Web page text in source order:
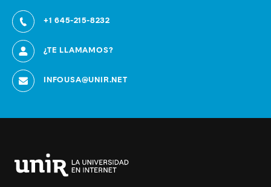
+1 645-215-8232
¿TE LLAMAMOS?
INFOUSA@UNIR.NET